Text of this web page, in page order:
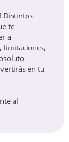
Distintos
te
a
limitaciones,
en tu
al